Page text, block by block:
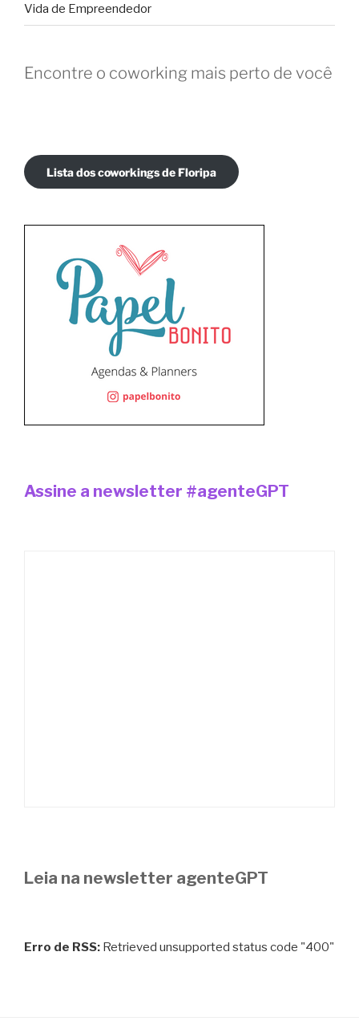
Vida de Empreendedor
Encontre o coworking mais perto de você
Lista dos coworkings de Floripa
Assine a newsletter #agenteGPT
Leia na newsletter agenteGPT
Erro de RSS: Retrieved unsupported status code "400"